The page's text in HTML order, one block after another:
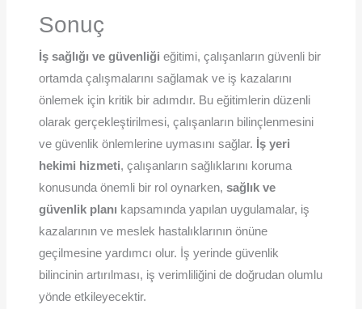
Sonuç
İş sağlığı ve güvenliği eğitimi, çalışanların güvenli bir
ortamda çalışmalarını sağlamak ve iş kazalarını
önlemek için kritik bir adımdır. Bu eğitimlerin düzenli
olarak gerçekleştirilmesi, çalışanların bilinçlenmesini
ve güvenlik önlemlerine uymasını sağlar. İş yeri
hekimi hizmeti, çalışanların sağlıklarını koruma
konusunda önemli bir rol oynarken, sağlık ve
güvenlik planı kapsamında yapılan uygulamalar, iş
kazalarının ve meslek hastalıklarının önüne
geçilmesine yardımcı olur. İş yerinde güvenlik
bilincinin artırılması, iş verimliliğini de doğrudan olumlu
yönde etkileyecektir.